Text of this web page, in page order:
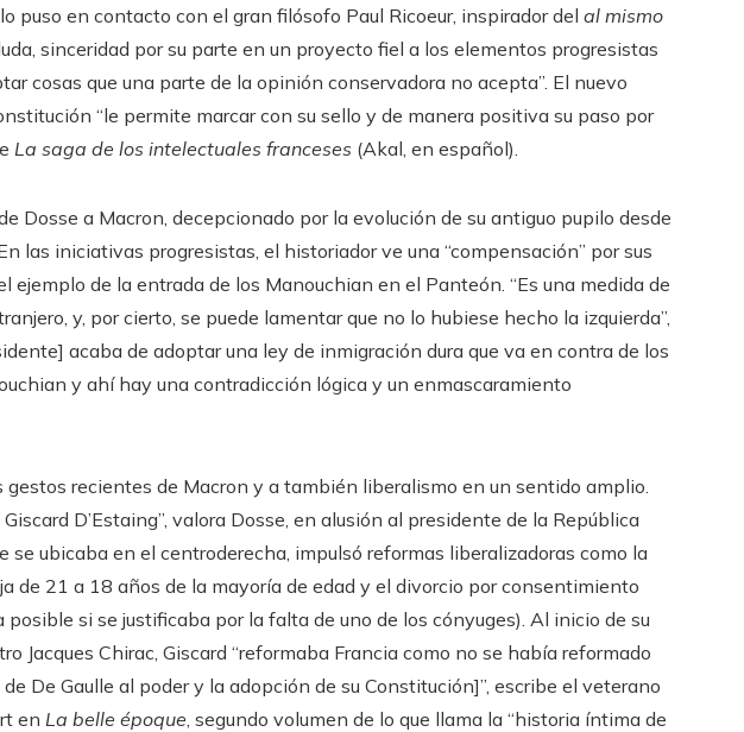
puso en contacto con el gran filósofo Paul Ricoeur, inspirador del al mismo
sinceridad por su parte en un proyecto fiel a los elementos progresistas
cosas que una parte de la opinión conservadora no acepta”. El nuevo
“le permite marcar con su sello y de manera positiva su paso por
La saga de los intelectuales franceses (Akal, en español).
Dosse a Macron, decepcionado por la evolución de su antiguo pupilo desde
las iniciativas progresistas, el historiador ve una “compensación” por sus
ejemplo de la entrada de los Manouchian en el Panteón. “Es una medida de
y, por cierto, se puede lamentar que no lo hubiese hecho la izquierda”,
acaba de adoptar una ley de inmigración dura que va en contra de los
y ahí hay una contradicción lógica y un enmascaramiento
gestos recientes de Macron y a también liberalismo en un sentido amplio.
D’Estaing”, valora Dosse, en alusión al presidente de la República
se ubicaba en el centroderecha, impulsó reformas liberalizadoras como la
de 21 a 18 años de la mayoría de edad y el divorcio por consentimiento
si se justificaba por la falta de uno de los cónyuges). Al inicio de su
Jacques Chirac, Giscard “reformaba Francia como no se había reformado
De Gaulle al poder y la adopción de su Constitución]”, escribe el veterano
en La belle époque , segundo volumen de lo que llama la “historia íntima de